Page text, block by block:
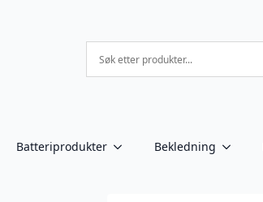
Batteriprodukter Bekledning